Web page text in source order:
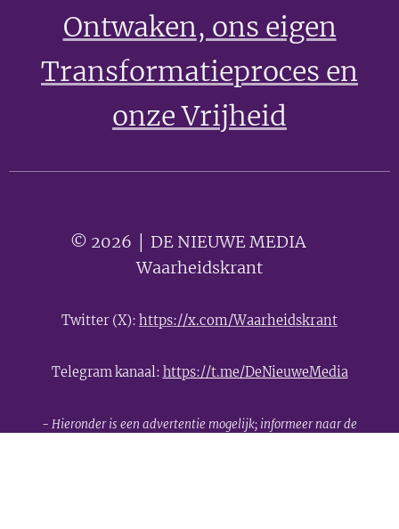
Ontwaken, ons eigen
Transformatieproces en
onze Vrijheid
© 2026 │ DE NIEUWE MEDIA 🟣
Waarheidskrant
Twitter (X): https://x.com/Waarheidskrant
Telegram kanaal: https://t.me/DeNieuweMedia
- Hieronder is een advertentie mogelijk; informeer naar de